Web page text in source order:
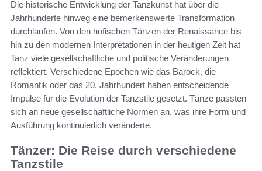
Die historische Entwicklung der Tanzkunst hat über die
Jahrhunderte hinweg eine bemerkenswerte Transformation
durchlaufen. Von den höfischen Tänzen der Renaissance bis
hin zu den modernen Interpretationen in der heutigen Zeit hat
Tanz viele gesellschaftliche und politische Veränderungen
reflektiert. Verschiedene Epochen wie das Barock, die
Romantik oder das 20. Jahrhundert haben entscheidende
Impulse für die Evolution der Tanzstile gesetzt. Tänze passten
sich an neue gesellschaftliche Normen an, was ihre Form und
Ausführung kontinuierlich veränderte.
Tänzer: Die Reise durch verschiedene
Tanzstile